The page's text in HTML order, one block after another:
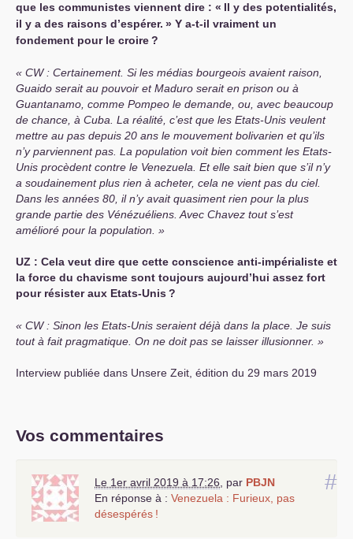
que les communistes viennent dire : « Il y des potentialités,
il y a des raisons d’espérer. » Y a-t-il vraiment un
fondement pour le croire?
CW: Certainement. Si les médias bourgeois avaient raison,
Guaido serait au pouvoir et Maduro serait en prison ou à
Guantanamo, comme Pompeo le demande, ou, avec beaucoup
de chance, à Cuba. La réalité, c’est que les Etats-Unis veulent
mettre au pas depuis 20 ans le mouvement bolivarien et qu’ils
n’y parviennent pas. La population voit bien comment les Etats-
Unis procèdent contre le Venezuela. Et elle sait bien que s’il n’y
a soudainement plus rien à acheter, cela ne vient pas du ciel.
Dans les années 80, il n’y avait quasiment rien pour la plus
grande partie des Vénézuéliens. Avec Chavez tout s’est
amélioré pour la population.
UZ : Cela veut dire que cette conscience anti-impérialiste et
la force du chavisme sont toujours aujourd’hui assez fort
pour résister aux Etats-Unis?
CW: Sinon les Etats-Unis seraient déjà dans la place. Je suis
tout à fait pragmatique. On ne doit pas se laisser illusionner.
Interview publiée dans Unsere Zeit, édition du 29 mars 2019
Vos commentaires
#
Le 1er avril 2019 à 17:26 par PBJN
En réponse à : Venezuela : Furieux, pas
désespérés !